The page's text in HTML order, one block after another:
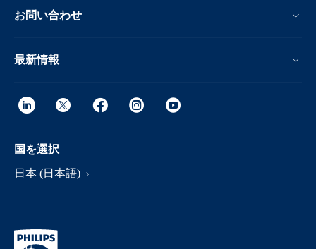
お問い合わせ
最新情報
国を選択
日本 (日本語)